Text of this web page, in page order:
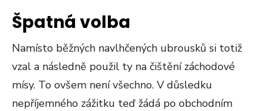
Špatná volba
Namísto běžných navlhčených ubrousků si totiž
vzal a následně použil ty na čištění záchodové
mísy. To ovšem není všechno. V důsledku
nepříjemného zážitku teď žádá po obchodním